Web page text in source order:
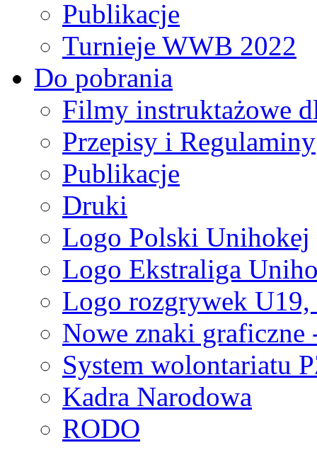
Publikacje
Turnieje WWB 2022
Do pobrania
Filmy instruktażowe
Przepisy i Regulaminy
Publikacje
Druki
Logo Polski Unihokej
Logo Ekstraliga
Logo rozgrywek
Nowe znaki graficzne
System wolontariatu
Kadra Narodowa
RODO